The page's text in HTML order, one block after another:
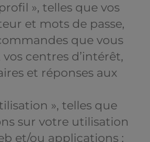
», telles que vos
et mots de passe,
que vous
vos centres d’intérêt,
et réponses aux
», telles que
sur votre utilisation
et/ou applications ;